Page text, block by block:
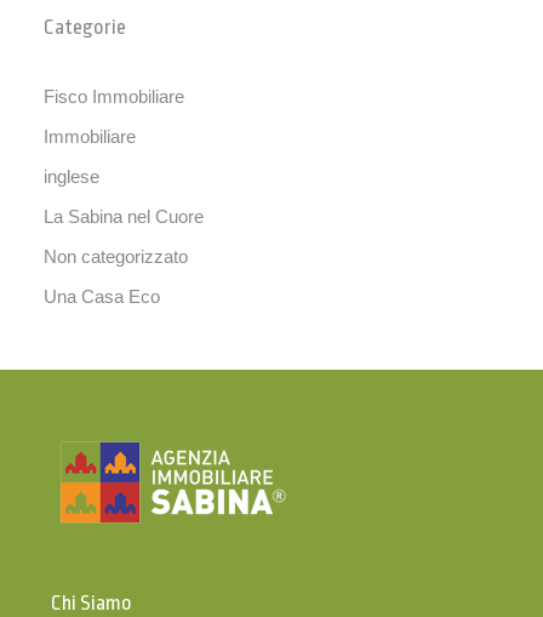
Categorie
Fisco Immobiliare
Immobiliare
inglese
La Sabina nel Cuore
Non categorizzato
Una Casa Eco
Chi Siamo